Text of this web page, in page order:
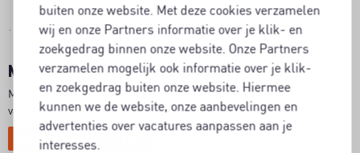
buiten onze website. Met deze cookies verzamelen
wij en onze Partners informatie over je klik- en
zoekgedrag binnen onze website. Onze Partners
verzamelen mogelijk ook informatie over je klik-
en zoekgedrag buiten onze website. Hiermee
kunnen we de website, onze aanbevelingen en
advertenties over vacatures aanpassen aan je
interesses.
NOG NIET DE BAAN GEVONDEN DIE JE ZOEKT?
Maak dan een Jobalert aan en je ontvangt een mail als er nieuwe
vacatures zijn.
MAAK EEN JOBALERT